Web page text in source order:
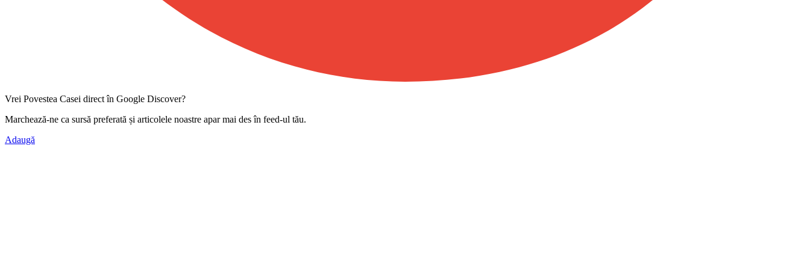
Vrei Povestea Casei direct în Google Discover?
Marchează-ne ca sursă preferată și articolele noastre apar mai des în feed-ul tău.
Adaugă